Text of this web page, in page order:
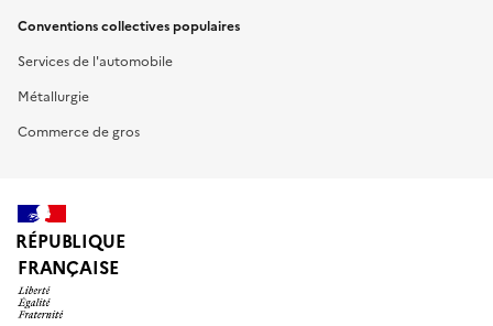
Conventions collectives populaires
Services de l'automobile
Métallurgie
Commerce de gros
RÉPUBLIQUE
FRANÇAISE